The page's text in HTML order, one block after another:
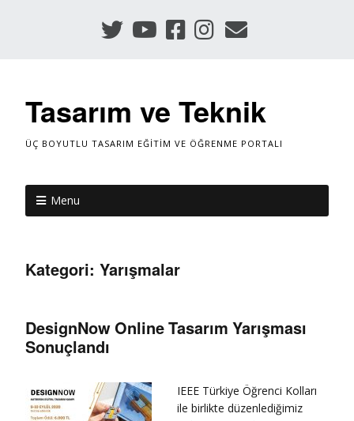
Tasarım ve Teknik
ÜÇ BOYUTLU TASARIM EĞITIM VE ÖĞRENME PORTALI
Menu
Kategori: Yarışmalar
DesignNow Online Tasarım Yarışması
Sonuçlandı
IEEE Türkiye Öğrenci Kolları
ile birlikte düzenlediğimiz